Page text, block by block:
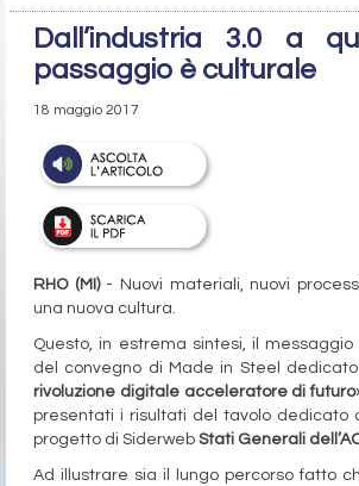
Dall’industria 3.0 a
passaggio è culturale
18 maggio 2017
RHO (MI)- Nuovi materiali, nuovi
una nuova cultura.
Questo, in estrema sintesi, il
del convegno di Made in Steel
rivoluzione digitale acceleratore di futuro
presentati i risultati del tavolo dedicato
progetto di Siderweb Stati Generali
Ad illustrare sia il lungo percorso fatto